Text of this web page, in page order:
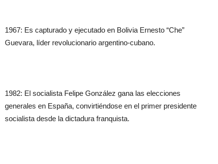
1967: Es capturado y ejecutado en Bolivia Ernesto “Che”
Guevara, líder revolucionario argentino-cubano.
1982: El socialista Felipe González gana las elecciones
generales en España, convirtiéndose en el primer presidente
socialista desde la dictadura franquista.